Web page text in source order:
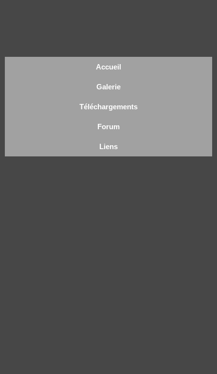
Accueil
Galerie
Téléchargements
Forum
Liens